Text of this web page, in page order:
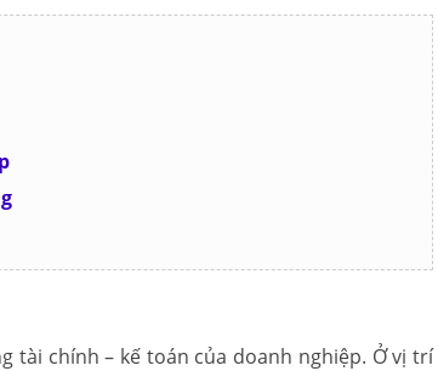
tài chính – kế toán của doanh nghiệp. Ở vị trí